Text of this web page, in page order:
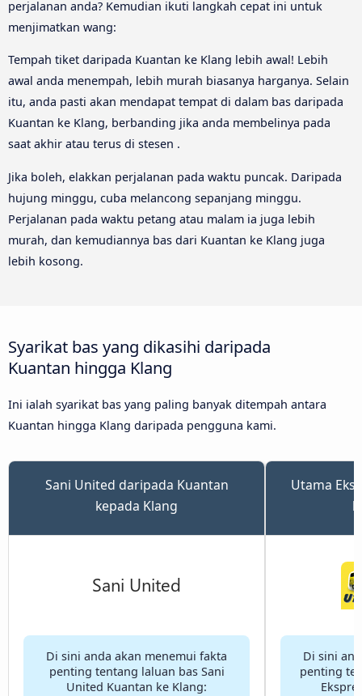
perjalanan anda? Kemudian ikuti langkah cepat ini untuk
menjimatkan wang:
Tempah tiket daripada Kuantan ke Klang lebih awal! Lebih
awal anda menempah, lebih murah biasanya harganya. Selain
itu, anda pasti akan mendapat tempat di dalam bas daripada
Kuantan ke Klang, berbanding jika anda membelinya pada
saat akhir atau terus di stesen .
Jika boleh, elakkan perjalanan pada waktu puncak. Daripada
hujung minggu, cuba melancong sepanjang minggu.
Perjalanan pada waktu petang atau malam ia juga lebih
murah, dan kemudiannya bas dari Kuantan ke Klang juga
lebih kosong.
Syarikat bas yang dikasihi daripada
Kuantan hingga Klang
Ini ialah syarikat bas yang paling banyak ditempah antara
Kuantan hingga Klang daripada pengguna kami.
Sani United daripada Kuantan
kepada Klang
Di sini anda akan menemui fakta
penting tentang laluan bas Sani
United Kuantan ke Klang:
Utama
Di sini
penting